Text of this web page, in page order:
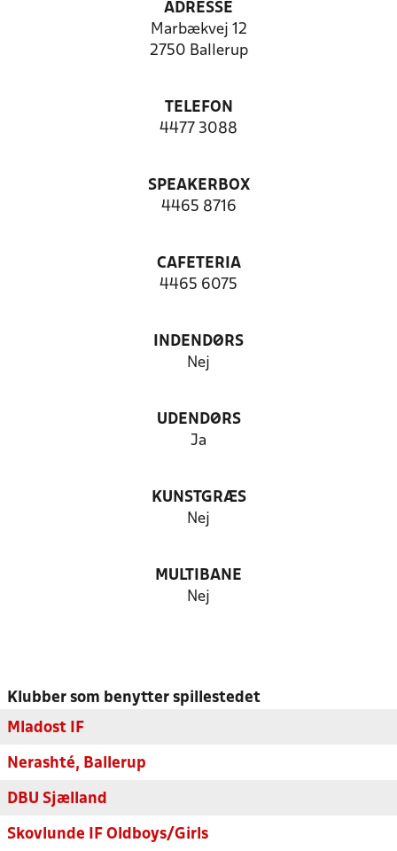
ADRESSE
Marbækvej 12
2750 Ballerup
TELEFON
4477 3088
SPEAKERBOX
4465 8716
CAFETERIA
4465 6075
INDENDØRS
Nej
UDENDØRS
Ja
KUNSTGRÆS
Nej
MULTIBANE
Nej
Klubber som benytter spillestedet
Mladost IF
Nerashté, Ballerup
DBU Sjælland
Skovlunde IF Oldboys/Girls